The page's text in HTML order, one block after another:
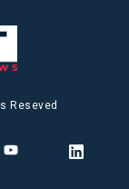
Reseved